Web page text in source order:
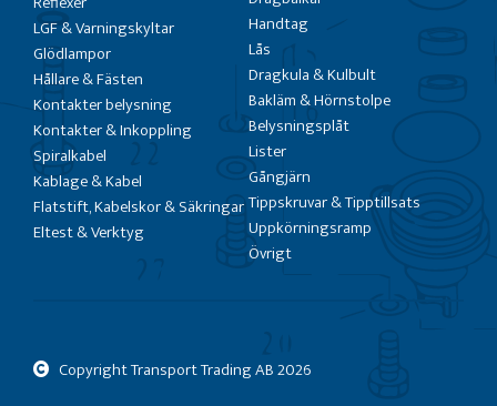
LGF & Varningskyltar
Glödlampor
Hållare & Fästen
Kontakter belysning
Kontakter & Inkoppling
Spiralkabel
Kablage & Kabel
Flatstift, Kabelskor & Säkringar
Eltest & Verktyg
Handtag
Lås
Dragkula & Kulbult
Bakläm & Hörnstolpe
Belysningsplåt
Lister
Gångjärn
Tippskruvar & Tipptillsats
Uppkörningsramp
Övrigt
Copyright Transport Trading AB2026